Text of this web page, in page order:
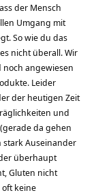
der Mensch
Umgang mit
So wie du das
nicht überall. Wir
noch angewiesen
Leider
der heutigen Zeit
und
da gehen
Auseinander
überhaupt
Gluten nicht
keine